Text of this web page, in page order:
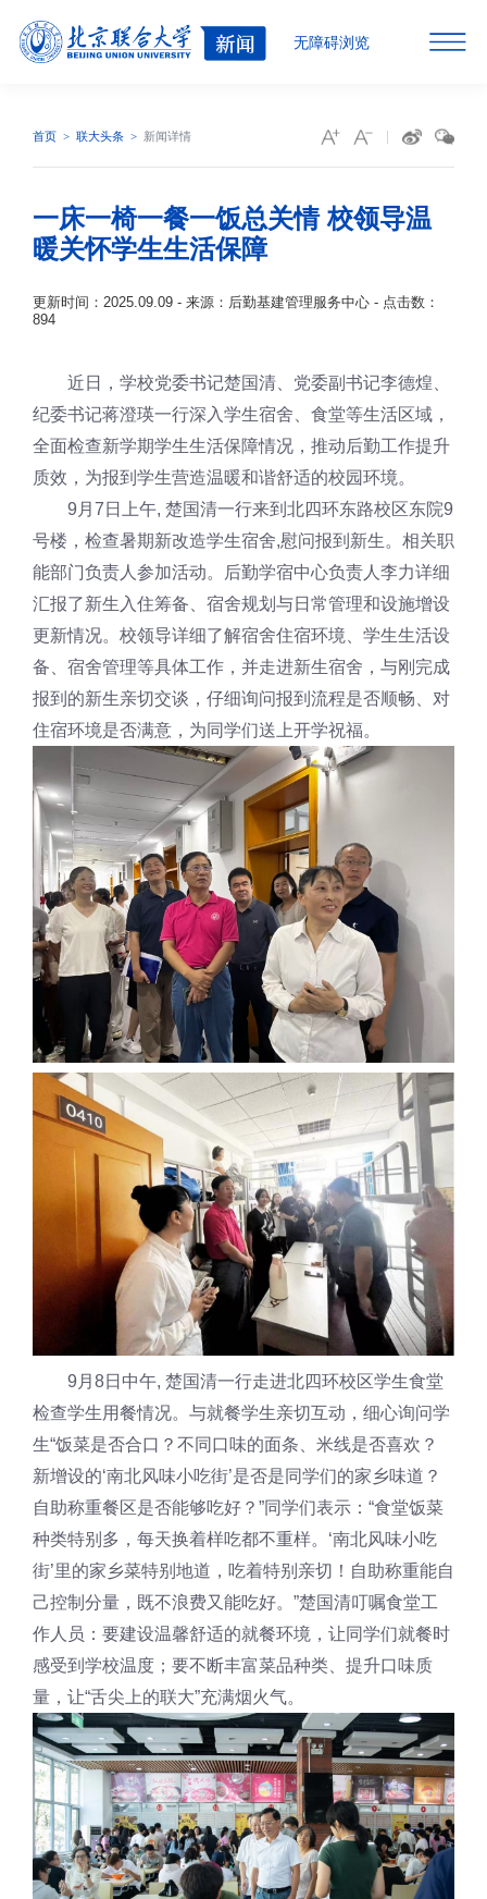
无障碍浏览
首页 联大头条 新闻详情
一床一椅一餐一饭总关情 校领导温
暖关怀学生生活保障
更新时间：2025.09.09 - 来源：后勤基建管理服务中心 - 点击数：
894
近日，学校党委书记楚国清、党委副书记李德煌、
纪委书记蒋澄瑛一行深入学生宿舍、食堂等生活区域，
全面检查新学期学生生活保障情况，推动后勤工作提升
质效，为报到学生营造温暖和谐舒适的校园环境。
9月7日上午, 楚国清一行来到北四环东路校区东院9
号楼，检查暑期新改造学生宿舍,慰问报到新生。相关职
能部门负责人参加活动。后勤学宿中心负责人李力详细
汇报了新生入住筹备、宿舍规划与日常管理和设施增设
更新情况。校领导详细了解宿舍住宿环境、学生生活设
备、宿舍管理等具体工作，并走进新生宿舍，与刚完成
报到的新生亲切交谈，仔细询问报到流程是否顺畅、对
住宿环境是否满意，为同学们送上开学祝福。
9月8日中午, 楚国清一行走进北四环校区学生食堂
检查学生用餐情况。与就餐学生亲切互动，细心询问学
生“饭菜是否合口？不同口味的面条、米线是否喜欢？
新增设的‘南北风味小吃街’是否是同学们的家乡味道？
自助称重餐区是否能够吃好？”同学们表示：“食堂饭菜
种类特别多，每天换着样吃都不重样。‘南北风味小吃
街’里的家乡菜特别地道，吃着特别亲切！自助称重能自
己控制分量，既不浪费又能吃好。”楚国清叮嘱食堂工
作人员：要建设温馨舒适的就餐环境，让同学们就餐时
感受到学校温度；要不断丰富菜品种类、提升口味质
量，让“舌尖上的联大”充满烟火气。